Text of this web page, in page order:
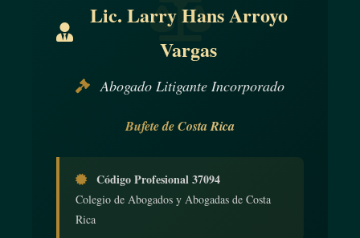
Lic. Larry Hans Arroyo
Vargas
Abogado Litigante Incorporado
Bufete de Costa Rica
Código Profesional 37094
Colegio de Abogados y Abogadas de Costa
Rica